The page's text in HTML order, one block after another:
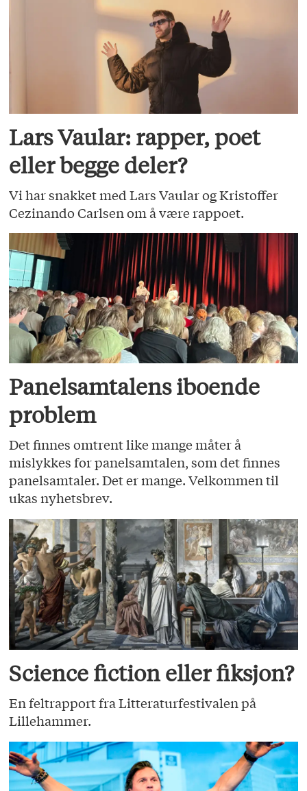
Lars Vaular: rapper, poet
eller begge deler?
Vi har snakket med Lars Vaular og Kristoffer
Cezinando Carlsen om å være rappoet.
Panelsamtalens iboende
problem
Det finnes omtrent like mange måter å
mislykkes for panelsamtalen, som det finnes
panelsamtaler. Det er mange. Velkommen til
ukas nyhetsbrev.
Science fiction eller fiksjon?
En feltrapport fra Litteraturfestivalen på
Lillehammer.